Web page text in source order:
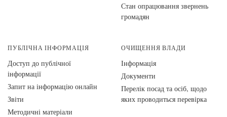
Стан опрацювання звернень
громадян
ПУБЛІЧНА ІНФОРМАЦІЯ
Доступ до публічної
інформації
Запит на інформацію онлайн
Звіти
Методичні матеріали
ОЧИЩЕННЯ ВЛАДИ
Інформація
Документи
Перелік посад та осіб, щодо
яких проводиться перевірка